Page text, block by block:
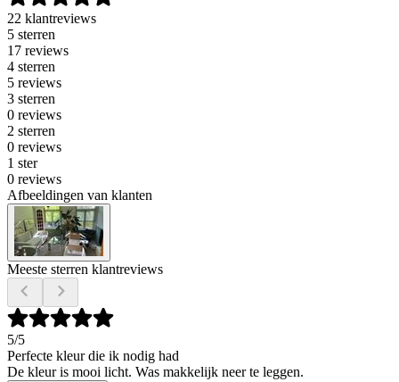
22 klantreviews
5 sterren
17 reviews
4 sterren
5 reviews
3 sterren
0 reviews
2 sterren
0 reviews
1 ster
0 reviews
Afbeeldingen van klanten
Meeste sterren klantreviews
5/5
Perfecte kleur die ik nodig had
De kleur is mooi licht. Was makkelijk neer te leggen.